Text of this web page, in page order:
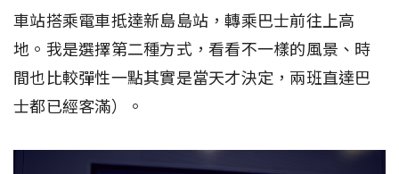
車站搭乘電車抵達新島島站，轉乘巴士前往上高
地。我是選擇第二種方式，看看不一樣的風景、時
間也比較彈性一點其實是當天才決定，兩班直達巴
士都已經客滿）。